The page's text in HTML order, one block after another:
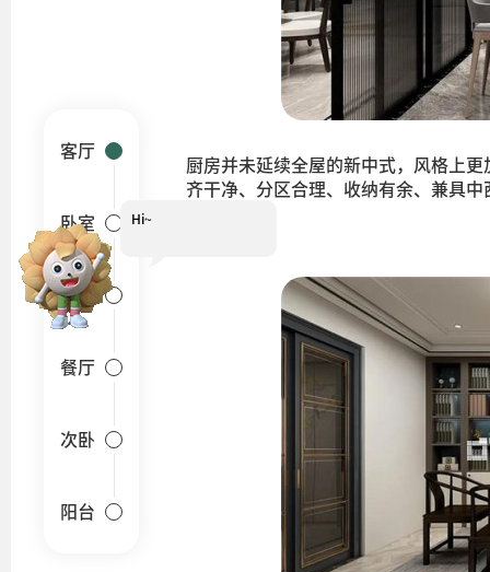
厨房并未延续全屋的新中式，风格上
齐干净、分区合理、收纳有余、兼具
客厅
卧室
厨房
餐厅
次卧
阳台
Hi~